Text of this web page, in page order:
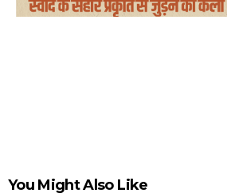
You Might Also Like